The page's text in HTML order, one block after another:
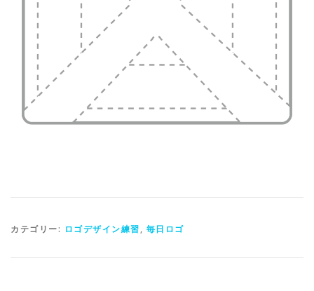
カテゴリー: ロゴデザイン練習, 毎日ロゴ